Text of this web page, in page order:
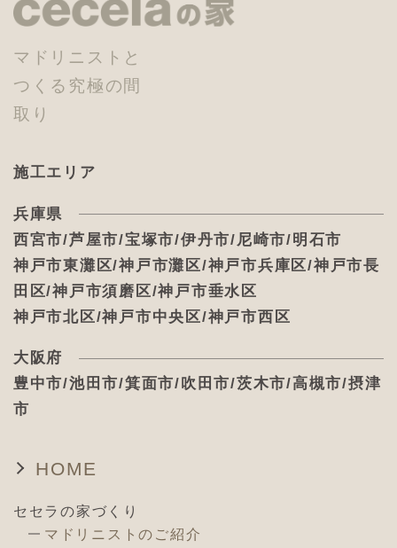
マドリニストと
つくる究極の間
取り
施工エリア
兵庫県
西宮市/芦屋市/宝塚市/伊丹市/尼崎市/明石市
神戸市東灘区/神戸市灘区/神戸市兵庫区/神戸市長
田区/神戸市須磨区/神戸市垂水区
神戸市北区/神戸市中央区/神戸市西区
大阪府
豊中市/池田市/箕面市/吹田市/茨木市/高槻市/摂津
市
HOME
セセラの家づくり
マドリニストのご紹介